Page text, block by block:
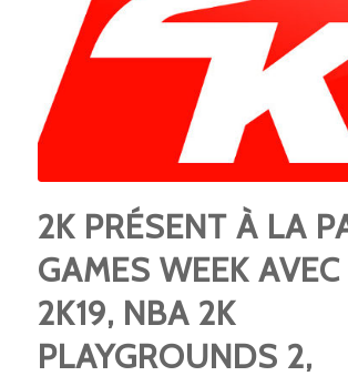
2K PRÉSENT À LA
GAMES WEEK
2K19, NBA 2K
PLAYGROUNDS 2,